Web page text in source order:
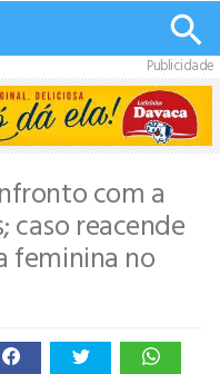
Publicidade
com a
caso reacende
feminina no